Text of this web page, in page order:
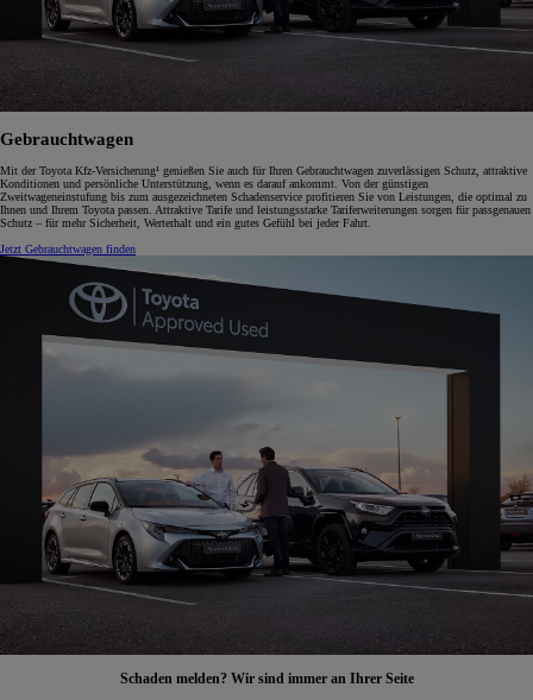
Gebrauchtwagen
Mit der Toyota Kfz-Versicherung¹ genießen Sie auch für Ihren Gebrauchtwagen zuverlässigen Schutz, attraktive
Konditionen und persönliche Unterstützung, wenn es darauf ankommt. Von der günstigen
Zweitwageneinstufung bis zum ausgezeichneten Schadenservice profitieren Sie von Leistungen, die optimal zu
Ihnen und Ihrem Toyota passen. Attraktive Tarife und leistungsstarke Tariferweiterungen sorgen für passgenauen
Schutz – für mehr Sicherheit, Werterhalt und ein gutes Gefühl bei jeder Fahrt.
Jetzt Gebrauchtwagen finden
Schaden melden? Wir sind immer an Ihrer Seite